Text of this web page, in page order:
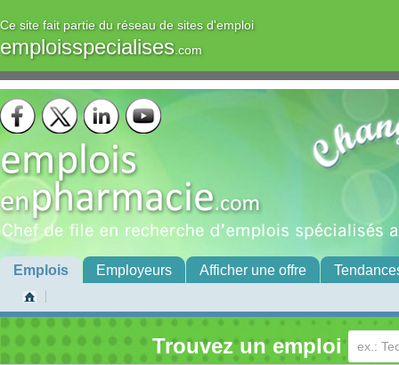
Ce site fait partie du réseau de sites d'emploi
emploisspecialises.com
Emplois Employeurs Afficher une offre
Trouvez un emploi